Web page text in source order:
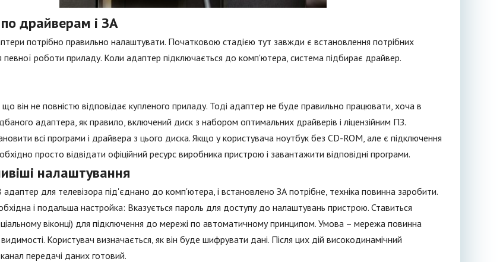
драйверам і ЗА
потрібно правильно налаштувати. Початковою стадією тут завжди є встановлення потрібних
певної роботи приладу. Коли адаптер підключається до комп'ютера, система підбирає драйвер.
що він не повністю відповідає купленого приладу. Тоді адаптер не буде правильно працювати, хоча в
адаптера, як правило, включений диск з набором оптимальних драйверів і ліцензійним ПЗ.
всі програми і драйвера з цього диска. Якщо у користувача ноутбук без CD-ROM, але є підключення
просто відвідати офіційний ресурс виробника пристрою і завантажити відповідні програми.
налаштування
адаптер для телевізора під'єднано до комп'ютера, і встановлено ЗА потрібне, техніка повинна заробити.
і подальша настройка: Вказується пароль для доступу до налаштувань пристрою. Ставиться
віконці) для підключення до мережі по автоматичному принципом. Умова – мережа повинна
Користувач визначається, як він буде шифрувати дані. Після цих дій високодинамічний
передачі даних готовий.